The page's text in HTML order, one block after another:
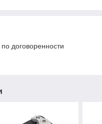
договоренности